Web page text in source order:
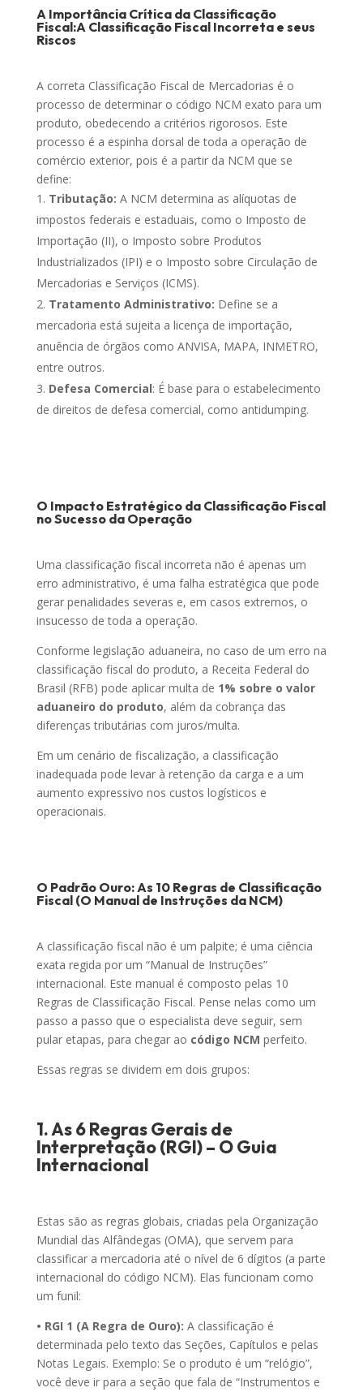
A Importância Crítica da Classificação
Fiscal:A Classificação Fiscal Incorreta e seus
Riscos
A correta Classificação Fiscal de Mercadorias é o
processo de determinar o código NCM exato para um
produto, obedecendo a critérios rigorosos. Este
processo é a espinha dorsal de toda a operação de
comércio exterior, pois é a partir da NCM que se
define:
Tributação: A NCM determina as alíquotas de
impostos federais e estaduais, como o Imposto de
Importação (II), o Imposto sobre Produtos
Industrializados (IPI) e o Imposto sobre Circulação de
Mercadorias e Serviços (ICMS).
Tratamento Administrativo: Define se a
mercadoria está sujeita a licença de importação,
anuência de órgãos como ANVISA, MAPA, INMETRO,
entre outros.
Defesa Comercial: É base para o estabelecimento
de direitos de defesa comercial, como antidumping.
O Impacto Estratégico da Classificação Fiscal
no Sucesso da Operação
Uma classificação fiscal incorreta não é apenas um
erro administrativo, é uma falha estratégica que pode
gerar penalidades severas e, em casos extremos, o
insucesso de toda a operação.
Conforme legislação aduaneira, no caso de um erro na
classificação fiscal do produto, a Receita Federal do
Brasil (RFB) pode aplicar multa de 1% sobre o valor
aduaneiro do produto, além da cobrança das
diferenças tributárias com juros/multa.
Em um cenário de fiscalização, a classificação
inadequada pode levar à retenção da carga e a um
aumento expressivo nos custos logísticos e
operacionais.
O Padrão Ouro: As 10 Regras de Classificação
Fiscal (O Manual de Instruções da NCM)
A classificação fiscal não é um palpite; é uma ciência
exata regida por um “Manual de Instruções”
internacional. Este manual é composto pelas 10
Regras de Classificação Fiscal. Pense nelas como um
passo a passo que o especialista deve seguir, sem
pular etapas, para chegar ao código NCM perfeito.
Essas regras se dividem em dois grupos:
1. As 6 Regras Gerais de
Interpretação (RGI) – O Guia
Internacional
Estas são as regras globais, criadas pela Organização
Mundial das Alfândegas (OMA), que servem para
classificar a mercadoria até o nível de 6 dígitos (a parte
internacional do código NCM). Elas funcionam como
um funil:
• RGI 1 (A Regra de Ouro): A classificação é
determinada pelo texto das Seções, Capítulos e pelas
Notas Legais. Exemplo: Se o produto é um “relógio”,
você deve ir para a seção que fala de “Instrumentos e